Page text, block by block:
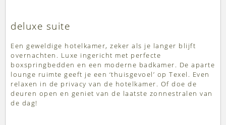
deluxe suite
Een geweldige hotelkamer, zeker als je langer blijft
overnachten. Luxe ingericht met perfecte
boxspringbedden en een moderne badkamer. De aparte
lounge ruimte geeft je een ‘thuisgevoel’ op Texel. Even
relaxen in de privacy van de hotelkamer. Of doe de
deuren open en geniet van de laatste zonnestralen van
de dag!